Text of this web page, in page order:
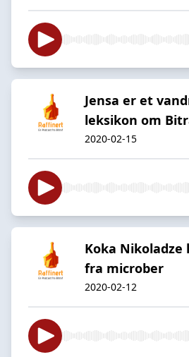
Jensa er et
leksikon om
2020-02-15
Koka Nikoladze
fra microber
2020-02-12